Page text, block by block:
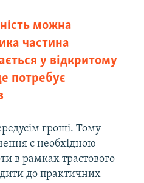
можна
частина
у відкритому
потребує
гроші. Тому
є необхідною
в рамках трастового
до практичних